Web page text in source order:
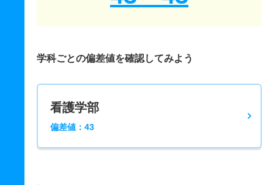
学科ごとの偏差値を確認してみよう
看護学部
偏差値：43